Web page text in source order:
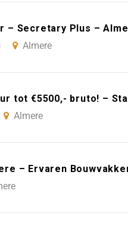
– Secretary Plus –
Almere
tot €5500,- bruto! –
Almere
– Ervaren